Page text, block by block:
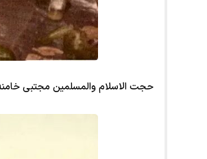
حجت الاسلام والمسلمین مجتبی